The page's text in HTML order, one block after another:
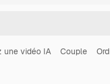
une vidéo IA Couple